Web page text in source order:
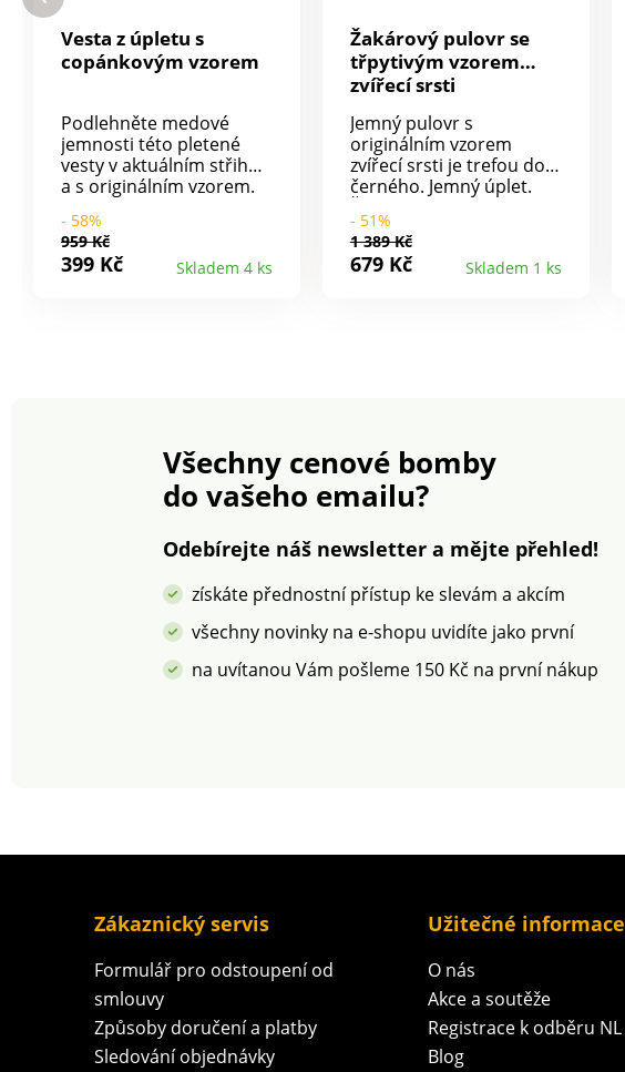
Vesta z úpletu s
copánkovým vzorem
Podlehněte medové
jemnosti této pletené
vesty v aktuálním střihu
a s originálním vzorem.
vzor na předním dílu. Bez
rukávů, spadlá ramena.
Kulatý výstřih. Žebrování
- 58%
959 Kč
399 Kč Skladem 4 ks
Žakárový pulovr se
třpytivým vzorem
zvířecí srsti
Jemný pulovr s
originálním vzorem
zvířecí srsti je trefou do
černého. Jemný úplet.
příměsí zlatého vlákna.
Kulatý výstřih. Spadlá
ramena. Dlouhé rukávy.
- 51%
1 389 Kč
679 Kč Skladem 1 ks
Všechny cenové bomby
do vašeho emailu?
Odebírejte náš newsletter a mějte přehled!
získáte přednostní přístup ke slevám a akcím
všechny novinky na e-shopu uvidíte jako první
na uvítanou Vám pošleme 150 Kč na první nákup
Zákaznický servis
Formulář pro odstoupení od
smlouvy
Způsoby doručení a platby
Sledování objednávky
Užitečné informace
O nás
Akce a soutěže
Registrace k odběru NL
Blog